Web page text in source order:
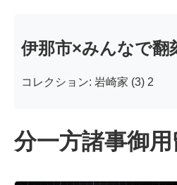
伊那市×みんなで翻
コレクション: 岩崎家 (3) 2
分一方諸事御用